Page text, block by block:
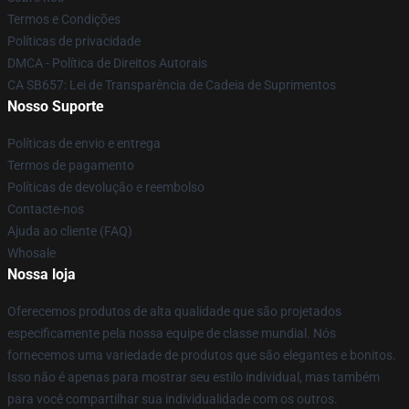
Termos e Condições
Políticas de privacidade
DMCA - Política de Direitos Autorais
CA SB657: Lei de Transparência de Cadeia de Suprimentos
Nosso Suporte
Políticas de envio e entrega
Termos de pagamento
Políticas de devolução e reembolso
Contacte-nos
Ajuda ao cliente (FAQ)
Whosale
Nossa loja
Oferecemos produtos de alta qualidade que são projetados
especificamente pela nossa equipe de classe mundial. Nós
fornecemos uma variedade de produtos que são elegantes e bonitos.
Isso não é apenas para mostrar seu estilo individual, mas também
para você compartilhar sua individualidade com os outros.